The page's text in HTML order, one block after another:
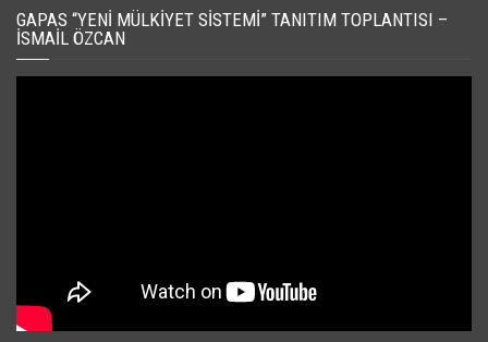
GAPAS “YENI MÜLKIYET SISTEMI” TANITIM TOPLANTISI –
İSMAIL ÖZCAN